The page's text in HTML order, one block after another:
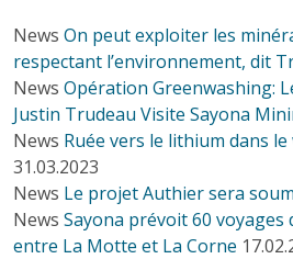
News On peut exploiter les
respectant l’environnement, dit
News Opération Greenwashing:
Justin Trudeau Visite Sayona
News Ruée vers le lithium dans
31.03.2023
News Le projet Authier sera
News Sayona prévoit 60
entre La Motte et La Corne